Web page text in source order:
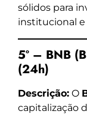
sólidos para
institucional e
5º – BNB
(24h)
Descrição: O
capitalização